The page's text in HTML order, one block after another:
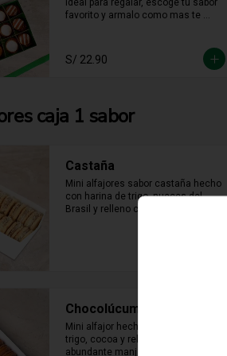
ideal para regalar, escoge tu sabor
favorito y armalo como mas te
S/ 22.90
caja 1 sabor
Castaña
Mini alfajores sabor castaña hecho
con harina de trigo, nueces del
Brasil y relleno con manjar blanco
Chocolúcuma
Mini alfajor hecho con harina de
trigo, cocoa y relleno con
abundante manjarblanco de